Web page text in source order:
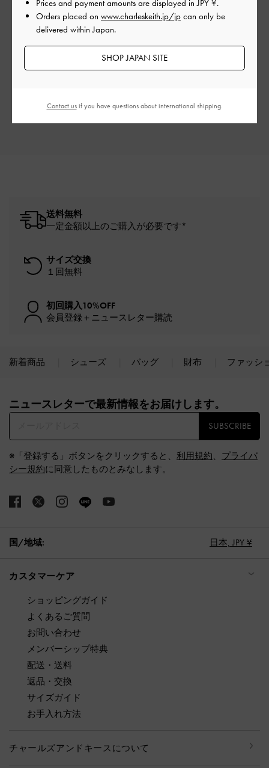
ご感想をお聞かせください
Let us know what you think
レビューを書く
送料無料
一定金額以上のご購入が必要です*
サイズ交換
１回無料
初回購入10%OFF
会員登録＋ニュースレター購読
新着商品 シューズ バッグ 財布 ファッシ
ニュースレターで最新情報をお届けします。​
SUBSCRIBE
※「登録する」ボタンをクリックすると、 利用規約、 プライバ
シー規約に同意したものとみなします。
国/地域: 日本, JPY ¥
カスタマーケア
ショッピングガイド
よくあるご質問
お問い合わせ
メンバーシップ特典
配送・送料
返品・交換
サイズガイド
お手入れ方法
チャールズアンドキースについて
Prices and payment amounts are displayed inJPY ¥.
Orders placed on www.charleskeith.jp/jp can only be
delivered within Japan.
SHOP JAPAN SITE
Contact usif you have questions about international shipping.